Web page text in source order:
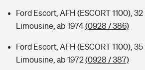
Ford Escort, AFH (ESCORT 1100), 32
Limousine, ab 1974(0928 / 386)
Ford Escort, AFH (ESCORT 1100), 35
Limousine, ab 1972(0928 / 387)